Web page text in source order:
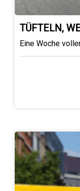
TÜFTELN,
Eine Woche